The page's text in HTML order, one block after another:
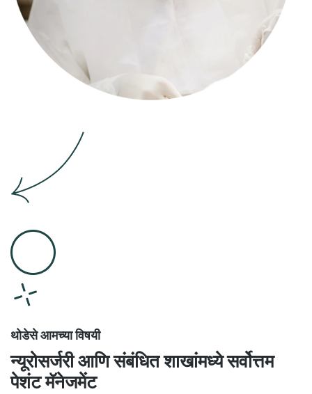
थोडेसे आमच्या विषयी
न्यूरोसर्जरी आणि संबंधित शाखांमध्ये सर्वोत्तम
पेशंट मॅनेजमेंट